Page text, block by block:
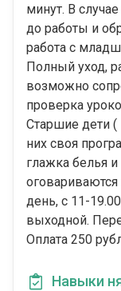
минут. В
до работы и
работа с
Полный уход,
возможно
проверка
Старшие дети (
них своя
глажка белья
день, с 11-
выходной.
Оплата 250
Навыки